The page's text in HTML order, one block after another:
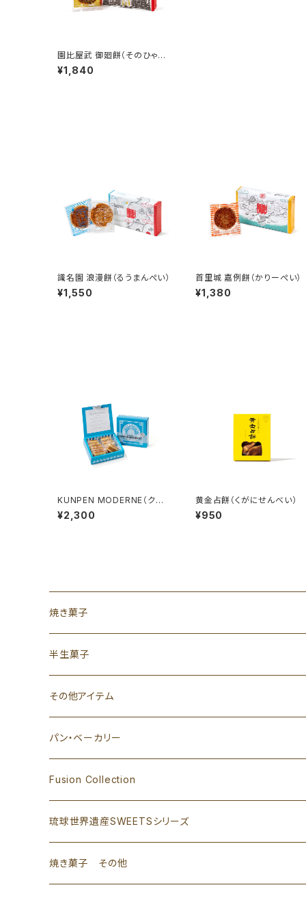
園比屋武 御廻餅（そのひゃん・
うまーいぺい）
¥1,840
識名園 浪漫餅（るうまんぺい）
¥1,550
首里城 嘉例餅（かりーぺい）
¥1,380
KUNPEN MODERNE（クン
ペンモダン）
¥2,300
黄金占餅（くがにせんべい）
¥950
焼き菓子
半生菓子
その他アイテム
パン・ベーカリー
Fusion Collection
琉球世界遺産SWEETSシリーズ
焼き菓子 その他